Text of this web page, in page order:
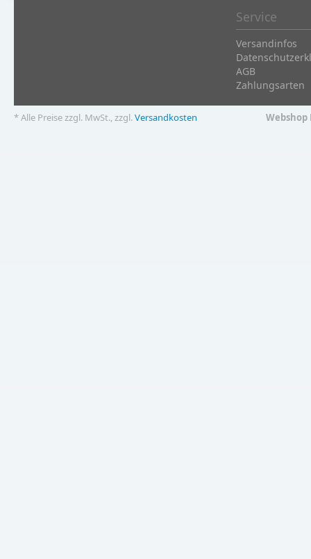
Service
Versandinfos
AGB
Zahlungsarten
* Alle Preise zzgl. MwSt., zzgl.Versandkosten Webshop